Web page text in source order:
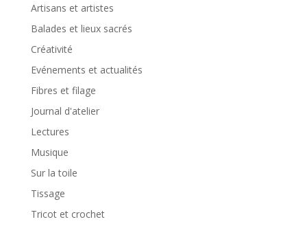
Artisans et artistes
Balades et lieux sacrés
Créativité
Evénements et actualités
Fibres et filage
Journal d'atelier
Lectures
Musique
Sur la toile
Tissage
Tricot et crochet